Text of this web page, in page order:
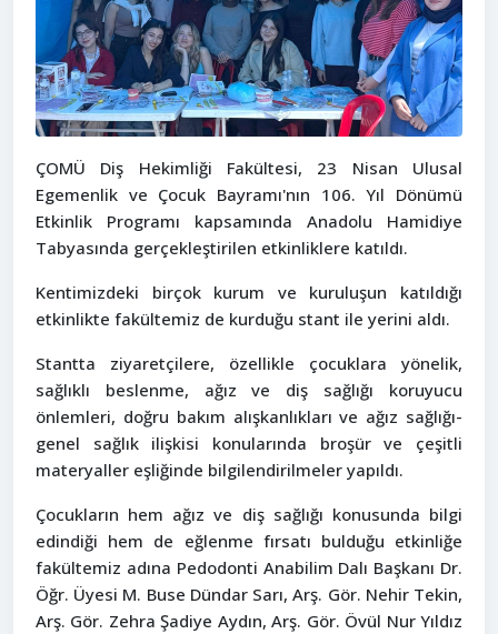
ÇOMÜ Diş Hekimliği Fakültesi, 23 Nisan Ulusal
Egemenlik ve Çocuk Bayramı'nın 106. Yıl Dönümü
Etkinlik Programı kapsamında Anadolu Hamidiye
Tabyasında gerçekleştirilen etkinliklere katıldı.
Kentimizdeki birçok kurum ve kuruluşun katıldığı
etkinlikte fakültemiz de kurduğu stant ile yerini aldı.
Stantta ziyaretçilere, özellikle çocuklara yönelik,
sağlıklı beslenme, ağız ve diş sağlığı koruyucu
önlemleri, doğru bakım alışkanlıkları ve ağız sağlığı-
genel sağlık ilişkisi konularında broşür ve çeşitli
materyaller eşliğinde bilgilendirilmeler yapıldı.
Çocukların hem ağız ve diş sağlığı konusunda bilgi
edindiği hem de eğlenme fırsatı bulduğu etkinliğe
fakültemiz adına Pedodonti Anabilim Dalı Başkanı Dr.
Öğr. Üyesi M. Buse Dündar Sarı, Arş. Gör. Nehir Tekin,
Arş. Gör. Zehra Şadiye Aydın, Arş. Gör. Övül Nur Yıldız